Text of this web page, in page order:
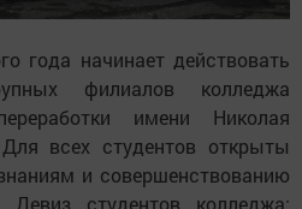
года начинает действовать
филиалов колледжа
имени Николая
всех студентов открыты
и совершенствованию